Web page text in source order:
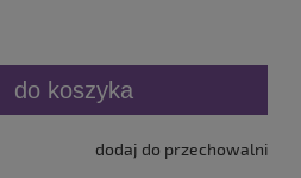
do koszyka
dodaj do przechowalni